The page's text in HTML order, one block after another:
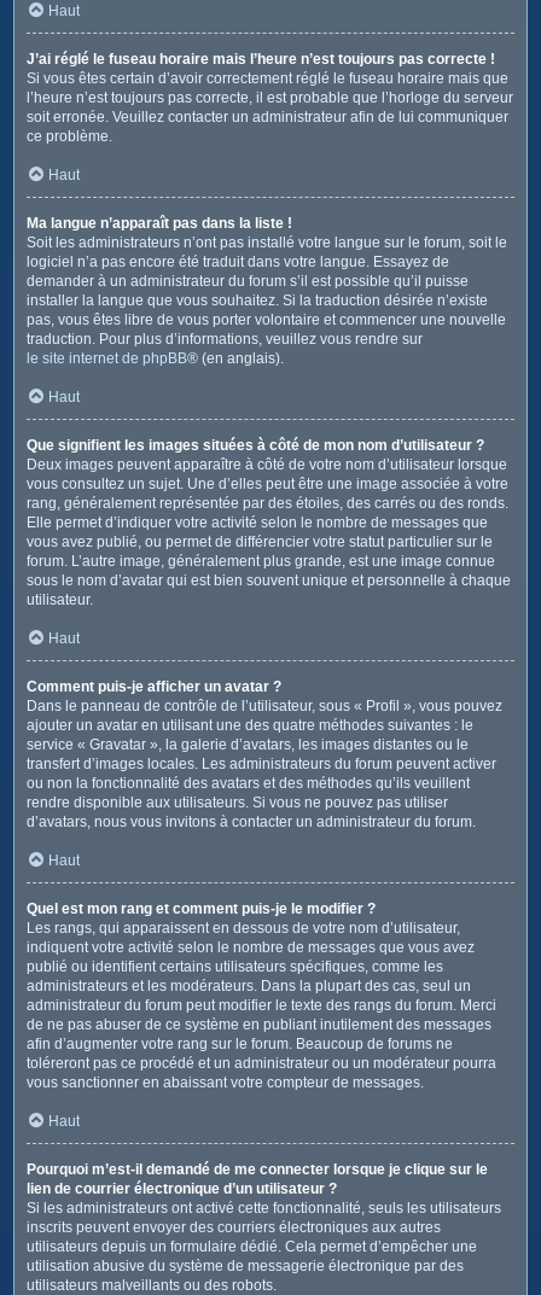
Haut
J’ai réglé le fuseau horaire mais l’heure n’est toujours pas correcte !
Si vous êtes certain d’avoir correctement réglé le fuseau horaire mais que
l’heure n’est toujours pas correcte, il est probable que l’horloge du serveur
soit erronée. Veuillez contacter un administrateur afin de lui communiquer
ce problème.
Haut
Ma langue n’apparaît pas dans la liste !
Soit les administrateurs n’ont pas installé votre langue sur le forum, soit le
logiciel n’a pas encore été traduit dans votre langue. Essayez de
demander à un administrateur du forum s’il est possible qu’il puisse
installer la langue que vous souhaitez. Si la traduction désirée n’existe
pas, vous êtes libre de vous porter volontaire et commencer une nouvelle
traduction. Pour plus d’informations, veuillez vous rendre sur
le site internet de phpBB® (en anglais).
Haut
Que signifient les images situées à côté de mon nom d’utilisateur ?
Deux images peuvent apparaître à côté de votre nom d’utilisateur lorsque
vous consultez un sujet. Une d’elles peut être une image associée à votre
rang, généralement représentée par des étoiles, des carrés ou des ronds.
Elle permet d’indiquer votre activité selon le nombre de messages que
vous avez publié, ou permet de différencier votre statut particulier sur le
forum. L’autre image, généralement plus grande, est une image connue
sous le nom d’avatar qui est bien souvent unique et personnelle à chaque
utilisateur.
Haut
Comment puis-je afficher un avatar ?
Dans le panneau de contrôle de l’utilisateur, sous « Profil », vous pouvez
ajouter un avatar en utilisant une des quatre méthodes suivantes : le
service « Gravatar », la galerie d’avatars, les images distantes ou le
transfert d’images locales. Les administrateurs du forum peuvent activer
ou non la fonctionnalité des avatars et des méthodes qu’ils veuillent
rendre disponible aux utilisateurs. Si vous ne pouvez pas utiliser
d’avatars, nous vous invitons à contacter un administrateur du forum.
Haut
Quel est mon rang et comment puis-je le modifier ?
Les rangs, qui apparaissent en dessous de votre nom d’utilisateur,
indiquent votre activité selon le nombre de messages que vous avez
publié ou identifient certains utilisateurs spécifiques, comme les
administrateurs et les modérateurs. Dans la plupart des cas, seul un
administrateur du forum peut modifier le texte des rangs du forum. Merci
de ne pas abuser de ce système en publiant inutilement des messages
afin d’augmenter votre rang sur le forum. Beaucoup de forums ne
toléreront pas ce procédé et un administrateur ou un modérateur pourra
vous sanctionner en abaissant votre compteur de messages.
Haut
Pourquoi m’est-il demandé de me connecter lorsque je clique sur le
lien de courrier électronique d’un utilisateur ?
Si les administrateurs ont activé cette fonctionnalité, seuls les utilisateurs
inscrits peuvent envoyer des courriers électroniques aux autres
utilisateurs depuis un formulaire dédié. Cela permet d’empêcher une
utilisation abusive du système de messagerie électronique par des
utilisateurs malveillants ou des robots.